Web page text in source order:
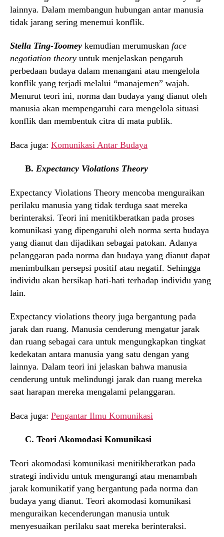
lainnya. Dalam membangun hubungan antar manusia
tidak jarang sering menemui konflik.
Stella Ting-Toomey kemudian merumuskan face
negotiation theory untuk menjelaskan pengaruh
perbedaan budaya dalam menangani atau mengelola
konflik yang terjadi melalui “manajemen” wajah.
Menurut teori ini, norma dan budaya yang dianut oleh
manusia akan mempengaruhi cara mengelola situasi
konflik dan membentuk citra di mata publik.
Baca juga: Komunikasi Antar Budaya
B. Expectancy Violations Theory
Expectancy Violations Theory mencoba menguraikan
perilaku manusia yang tidak terduga saat mereka
berinteraksi. Teori ini menitikberatkan pada proses
komunikasi yang dipengaruhi oleh norma serta budaya
yang dianut dan dijadikan sebagai patokan. Adanya
pelanggaran pada norma dan budaya yang dianut dapat
menimbulkan persepsi positif atau negatif. Sehingga
individu akan bersikap hati-hati terhadap individu yang
lain.
Expectancy violations theory juga bergantung pada
jarak dan ruang. Manusia cenderung mengatur jarak
dan ruang sebagai cara untuk mengungkapkan tingkat
kedekatan antara manusia yang satu dengan yang
lainnya. Dalam teori ini jelaskan bahwa manusia
cenderung untuk melindungi jarak dan ruang mereka
saat harapan mereka mengalami pelanggaran.
Baca juga: Pengantar Ilmu Komunikasi
C. Teori Akomodasi Komunikasi
Teori akomodasi komunikasi menitikberatkan pada
strategi individu untuk mengurangi atau menambah
jarak komunikatif yang bergantung pada norma dan
budaya yang dianut. Teori akomodasi komunikasi
menguraikan kecenderungan manusia untuk
menyesuaikan perilaku saat mereka berinteraksi.